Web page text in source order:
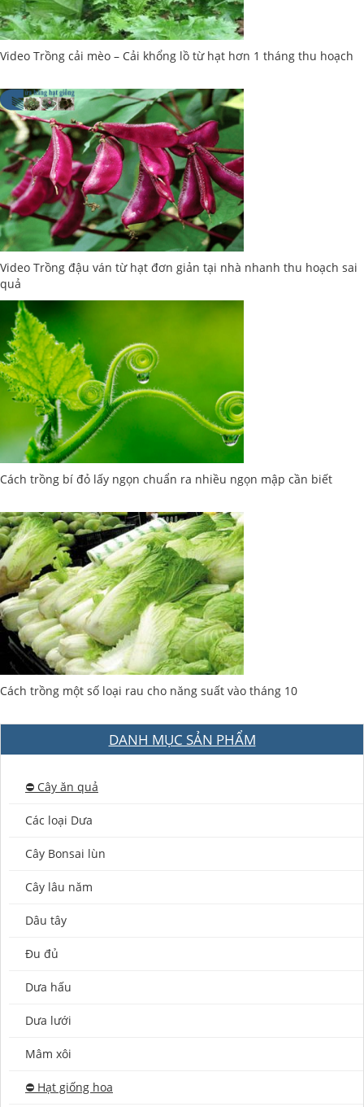
Video Trồng cải mèo – Cải khổng lồ từ hạt hơn 1 tháng thu hoạch
Video Trồng đậu ván từ hạt đơn giản tại nhà nhanh thu hoạch sai
quả
Cách trồng bí đỏ lấy ngọn chuẩn ra nhiều ngọn mập cần biết
Cách trồng một số loại rau cho năng suất vào tháng 10
DANH MỤC SẢN PHẨM
⛔️ Cây ăn quả
Các loại Dưa
Cây Bonsai lùn
Cây lâu năm
Dâu tây
Đu đủ
Dưa hấu
Dưa lưới
Mâm xôi
⛔️ Hạt giống hoa